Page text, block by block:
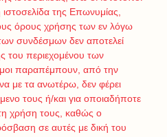
της Επωνυμίας,
όρους χρήσης των εν λόγω
συνδέσμων δεν αποτελεί
του περιεχομένου των
παραπέμπουν, από την
με τα ανωτέρω, δεν φέρει
τους ή/και για οποιαδήποτε
χρήση τους, καθώς ο
σε αυτές με δική του